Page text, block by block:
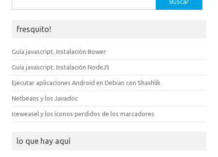
fresquito!
Guía javascript. Instalación Bower
Guía javascript. Instalación NodeJS
Ejecutar aplicaciones Android en Debian con Shashlik
Netbeans y los Javadoc
Iceweasel y los íconos perdidos de los marcadores
lo que hay aquí